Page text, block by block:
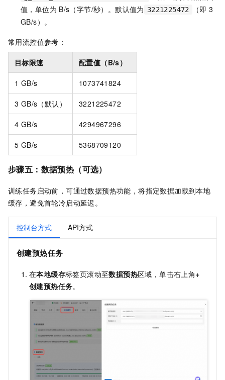
值，单位为 B/s（字节/秒）。默认值为 3221225472 （即 3
GB/s）。
常用流控值参考：
目标限速 配置值（B/s）
1 GB/s 1073741824
3 GB/s（默认） 3221225472
4 GB/s 4294967296
5 GB/s 5368709120
步骤五：数据预热（可选）
训练任务启动前，可通过数据预热功能，将指定数据加载到本地
缓存，避免首轮冷启动延迟。
控制台方式 API方式
创建预热任务
在本地缓存标签页滚动至数据预热区域，单击右上角+
创建预热任务。